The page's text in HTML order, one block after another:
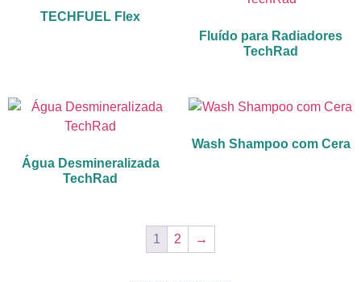
TECHFUEL Flex
Fluído para Radiadores
TechRad
Água Desmineralizada
TechRad
Wash Shampoo com Cera
1 2 →